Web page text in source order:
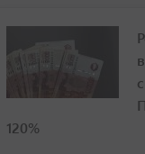
120%